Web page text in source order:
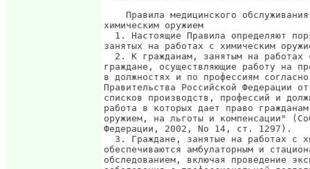
Правила медицинского
химическим оружием
1. Настоящие Правила определяют
занятых на работах с химическим
2. К гражданам, занятым на работах
граждане, осуществляющие работу на
в должностях и по профессиям
Правительства Российской Федерации
списков производств, профессий и
работа в которых дает право
оружием, на льготы и компенсации"
Федерации, 2002, No 14, ст. 1297).
3. Граждане, занятые на работах с
обеспечиваются амбулаторным и
обследованием, включая проведение